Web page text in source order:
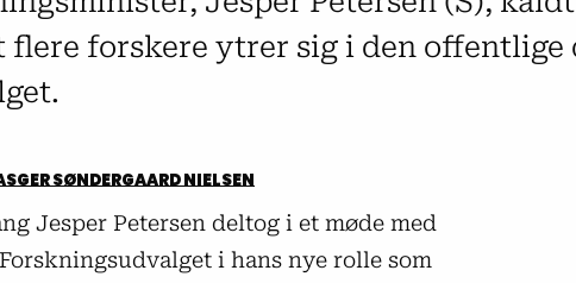
forskere ytrer sig i den offentlige
SØNDERGAARD NIELSEN
Jesper Petersen deltog i et møde med
i hans nye rolle som